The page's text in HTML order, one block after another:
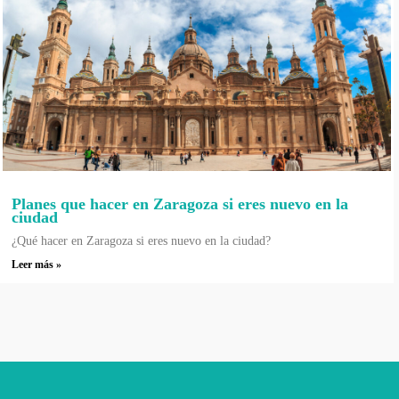
Planes que hacer en Zaragoza si eres nuevo en la
ciudad
¿Qué hacer en Zaragoza si eres nuevo en la ciudad?
Leer más »